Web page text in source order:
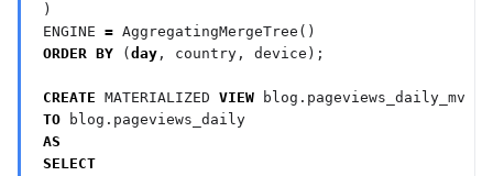
)
ENGINE = AggregatingMergeTree()
ORDER BY ( day , country, device);
CREATE MATERIALIZED VIEW
blog.pageviews_daily_mv
TO
blog.pageviews_daily
AS
SELECT